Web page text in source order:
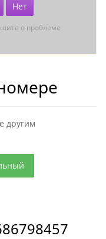
Нет
о проблеме
другим